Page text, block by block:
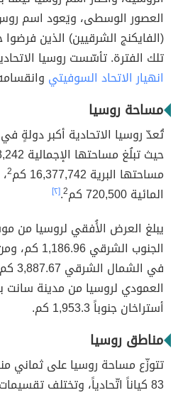
العصور الوسطى، ويَعود اسم
(الفايكنج الشرقيين) الذين
تلك الفترة. تأسّست روسيا الاتحادية في
انهيار الاتحاد السوفيتي وانقسامه إلى 14
مساحة روسيا
تُعدّ روسيا الاتحادية أكبر دولةٍ
حيث تبلُغ مساحتها الإجمالية 17,098,242 كم
مساحتها البرية 16,377,742 كم
2
المائية 720,500 كم
2
.[٢]
يبلغ العرض الأُفقي لروسيا من
الجنوب
في
العمودي لروسيا من مدينة سانت
أستراخان جنوباً 1,953.3 كم.
مناطق روسيا
تتوزّع مساحة روسيا على ثماني
83 كياناً اتّحادياً، وتختلف تقسيمات هذه الكيانات كالآتي: